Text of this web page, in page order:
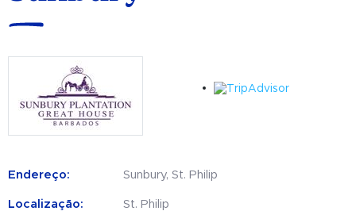
Endereço: Sunbury, St. Philip
Localização: St. Philip